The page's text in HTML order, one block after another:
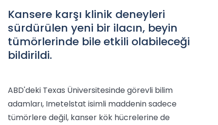
Kansere karşı klinik deneyleri
sürdürülen yeni bir ilacın, beyin
tümörlerinde bile etkili olabileceği
bildirildi.
ABD'deki Texas Üniversitesinde görevli bilim
adamları, Imetelstat isimli maddenin sadece
tümörlere değil, kanser kök hücrelerine de